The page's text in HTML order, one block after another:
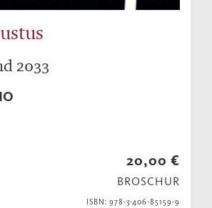
2033
20,00 €
BROSCHUR
ISBN: 978-3-406-85159-9